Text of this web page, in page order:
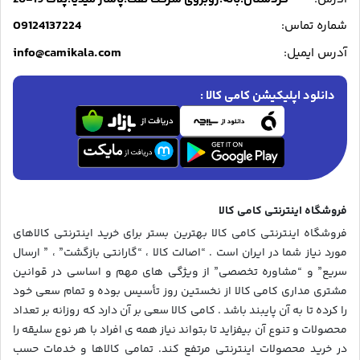
شماره تماس:
09124137224
آدرس ایمیل: info@camikala.com
دانلود اپلیکیشن کامی کالا :
فروشگاه اینترنتی کامی کالا
فروشگاه اینترنتی کامی کالا بهترین بستر برای خرید اینترنتی کالاهای
مورد نیاز شما در ایران است . “اصالت کالا ، “گارانتی بازگشت” ، ” ارسال
سریع” و “مشاوره تخصصی” از ویژگی های مهم و اساسی در قوانین
مشتری مداری کامی کالا از نخستین روز تأسیس بوده و تمام سعی خود
را کرده تا به آن پایبند باشد . کامی کالا سعی بر آن دارد که روزانه بر تعداد
محصولات و تنوع آن بیفزاید تا بتواند نیاز همه ی افراد با هر نوع سلیقه را
در خرید محصولات اینترنتی مرتفع کند. تمامی کالاها و خدمات حسب